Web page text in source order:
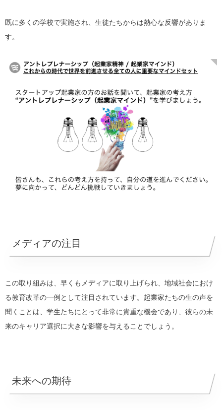
既に多くの学校で実施され、生徒たちからは熱心な反響がありま
す。
メディアの注目
この取り組みは、早くもメディアに取り上げられ、地域社会におけ
る教育改革の一例として注目されています。起業家たちの生の声を
聞くことは、学生たちにとって非常に貴重な機会であり、彼らの未
来のキャリア選択に大きな影響を与えることでしょう。
未来への期待